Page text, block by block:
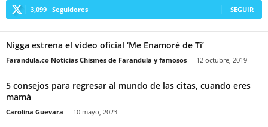
3,099 Seguidores SEGUIR
Nigga estrena el video oficial ‘Me Enamoré de Ti’
Farandula.co Noticias Chismes de Farandula y famosos - 12 octubre, 2019
5 consejos para regresar al mundo de las citas, cuando eres
mamá
Carolina Guevara - 10 mayo, 2023